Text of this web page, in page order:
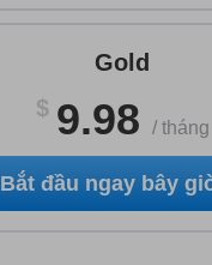
Gold
$ 9.98 / tháng
Bắt đầu ngay bây